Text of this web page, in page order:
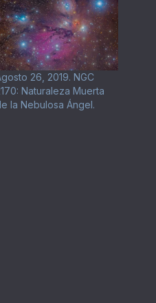
26, 2019. NGC
Naturaleza Muerta
la Nebulosa Ángel.